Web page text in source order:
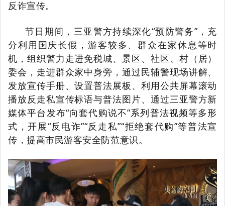
反诈宣传。
节日期间，三亚警方持续深化“预防警务”，充
分利用国庆长假，游客较多、群众在家休息等时
机，组织警力走进免税城、景区、社区、村（居）
委会，走进群众家中身旁，通过民辅警现场讲解、
发放宣传手册、设置普法展板、利用公共屏幕滚动
播放反走私宣传标语与普法图片、通过三亚警方新
媒体平台发布“向套代购说不”系列普法视频等多形
式，开展“反电诈”“反走私”“拒绝套代购”等普法宣
传，提高市民游客安全防范意识。